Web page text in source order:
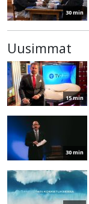
30 min
Uusimmat
15 min
30 min